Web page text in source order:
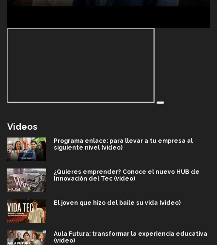
Videos
Programa enlace: para llevar a tu empresa al
siguiente nivel (video)
¿Quieres emprender? Conoce el nuevo HUB de
Innovación del Tec (video)
El joven que hizo del baile su vida (video)
Aula Futura: transformar la experiencia educativa
(video)